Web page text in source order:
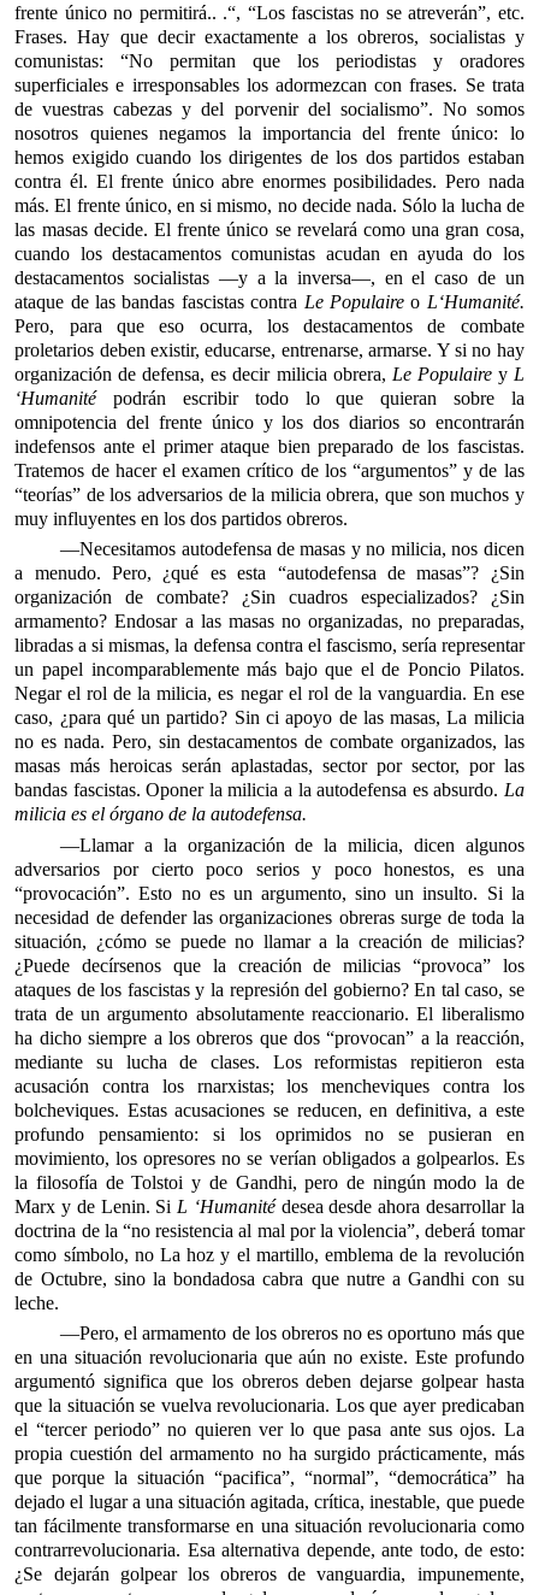
frente único no permitirá.. .“, “Los fascistas no se atreverán”, etc.
Frases. Hay que decir exactamente a los obreros, socialistas y
comunistas: “No permitan que los periodistas y oradores
superficiales e irresponsables los adormezcan con frases. Se trata
de vuestras cabezas y del porvenir del socialismo”. No somos
nosotros quienes negamos la importancia del frente único: lo
hemos exigido cuando los dirigentes de los dos partidos estaban
contra él. El frente único abre enormes posibilidades. Pero nada
más. El frente único, en si mismo, no decide nada. Sólo la lucha de
las masas decide. El frente único se revelará como una gran cosa,
cuando los destacamentos comunistas acudan en ayuda do los
destacamentos socialistas —y a la inversa—, en el caso de un
ataque de las bandas fascistas contra Le Populaireo L‘Humanité.
Pero, para que eso ocurra, los destacamentos de combate
proletarios deben existir, educarse, entrenarse, armarse. Y si no hay
organización de defensa, es decir milicia obrera, Le Populaire y L
‘Humanitépodrán escribir todo lo que quieran sobre la
omnipotencia del frente único y los dos diarios so encontrarán
indefensos ante el primer ataque bien preparado de los fascistas.
Tratemos de hacer el examen crítico de los “argumentos” y de las
“teorías” de los adversarios de la milicia obrera, que son muchos y
muy influyentes en los dos partidos obreros.
—Necesitamos autodefensa de masas y no milicia, nos dicen
a menudo. Pero, ¿qué es esta “autodefensa de masas”? ¿Sin
organización de combate? ¿Sin cuadros especializados? ¿Sin
armamento? Endosar a las masas no organizadas, no preparadas,
libradas a si mismas, la defensa contra el fascismo, sería representar
un papel incomparablemente más bajo que el de Poncio Pilatos.
Negar el rol de la milicia, es negar el rol de la vanguardia. En ese
caso, ¿para qué un partido? Sin ci apoyo de las masas, La milicia
no es nada. Pero, sin destacamentos de combate organizados, las
masas más heroicas serán aplastadas, sector por sector, por las
bandas fascistas. Oponer la milicia a la autodefensa es absurdo. La
milicia es el órgano de la autodefensa.
—Llamar a la organización de la milicia, dicen algunos
adversarios por cierto poco serios y poco honestos, es una
“provocación”. Esto no es un argumento, sino un insulto. Si la
necesidad de defender las organizaciones obreras surge de toda la
situación, ¿cómo se puede no llamar a la creación de milicias?
¿Puede decírsenos que la creación de milicias “provoca” los
ataques de los fascistas y la represión del gobierno? En tal caso, se
trata de un argumento absolutamente reaccionario. El liberalismo
ha dicho siempre a los obreros que dos “provocan” a la reacción,
mediante su lucha de clases. Los reformistas repitieron esta
acusación contra los rnarxistas; los mencheviques contra los
bolcheviques. Estas acusaciones se reducen, en definitiva, a este
profundo pensamiento: si los oprimidos no se pusieran en
movimiento, los opresores no se verían obligados a golpearlos. Es
la filosofía de Tolstoi y de Gandhi, pero de ningún modo la de
Marx y de Lenin. Si L ‘Humanité desea desde ahora desarrollar la
doctrina de la “no resistencia al mal por la violencia”, deberá tomar
como símbolo, no La hoz y el martillo, emblema de la revolución
de Octubre, sino la bondadosa cabra que nutre a Gandhi con su
leche.
—Pero, el armamento de los obreros no es oportuno más que
en una situación revolucionaria que aún no existe. Este profundo
argumentó significa que los obreros deben dejarse golpear hasta
que la situación se vuelva revolucionaria. Los que ayer predicaban
el “tercer periodo” no quieren ver lo que pasa ante sus ojos. La
propia cuestión del armamento no ha surgido prácticamente, más
que porque la situación “pacifica”, “normal”, “democrática” ha
dejado el lugar a una situación agitada, crítica, inestable, que puede
tan fácilmente transformarse en una situación revolucionaria como
contrarrevolucionaria. Esa alternativa depende, ante todo, de esto:
¿Se dejarán golpear los obreros de vanguardia, impunemente,